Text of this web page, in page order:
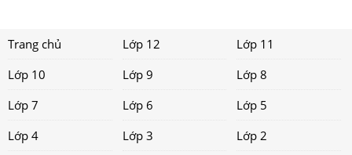
Trang chủ Lớp 12
Lớp 11
Lớp 10
Lớp 9
Lớp 8
Lớp 7
Lớp 6
Lớp 5
Lớp 4
Lớp 3
Lớp 2